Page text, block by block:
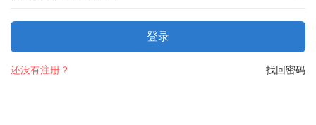
登录
找回密码
还没有注册？